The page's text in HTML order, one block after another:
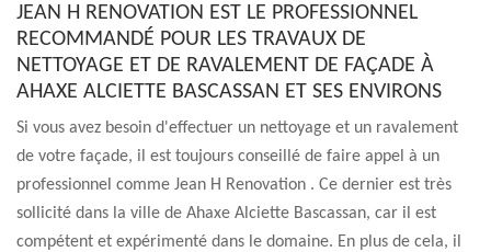
JEAN H RENOVATION EST LE PROFESSIONNEL
RECOMMANDÉ POUR LES TRAVAUX DE
NETTOYAGE ET DE RAVALEMENT DE FAÇADE À
AHAXE ALCIETTE BASCASSAN ET SES ENVIRONS
Si vous avez besoin d'effectuer un nettoyage et un ravalement
de votre façade, il est toujours conseillé de faire appel à un
professionnel comme Jean H Renovation . Ce dernier est très
sollicité dans la ville de Ahaxe Alciette Bascassan, car il est
compétent et expérimenté dans le domaine. En plus de cela, il